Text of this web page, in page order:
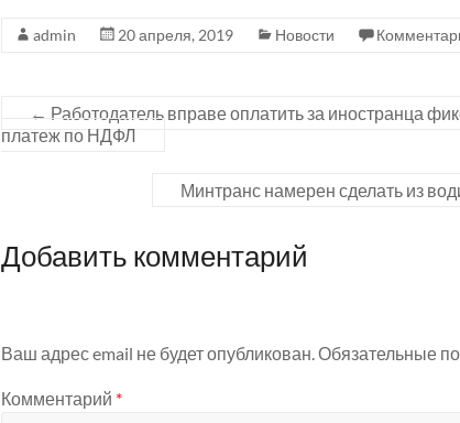
admin 20 апреля, 2019 Новости
← Работодатель вправе оплатить за иностранца
платеж по НДФЛ
Минтранс намерен сделать из
Добавить комментарий
Ваш адрес email не будет опубликован. Обязательные
Комментарий *